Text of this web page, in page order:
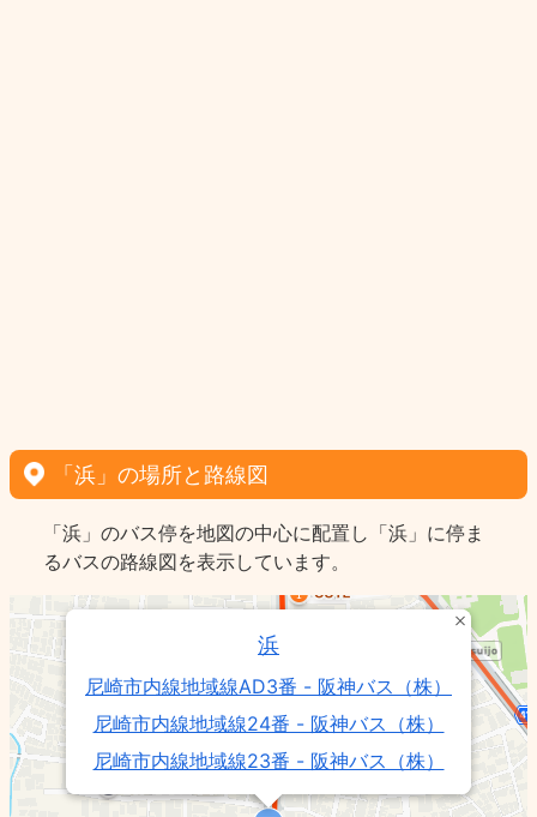
「浜」の場所と路線図
「浜」のバス停を地図の中心に配置し「浜」に停ま
るバスの路線図を表示しています。
浜
尼崎市内線地域線AD3番 - 阪神バス（株）
尼崎市内線地域線24番 - 阪神バス（株）
尼崎市内線地域線23番 - 阪神バス（株）